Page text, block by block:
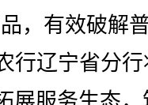
，有效破解
行辽宁省分